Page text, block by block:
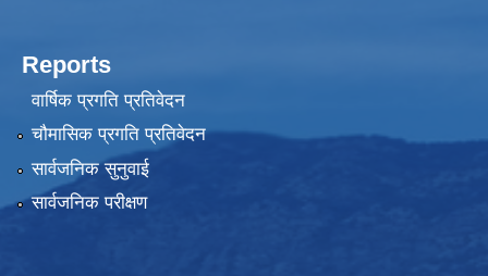
Reports
वार्षिक प्रगति प्रतिवेदन
चौमासिक प्रगति प्रतिवेदन
सार्वजनिक सुनुवाई
सार्वजनिक परीक्षण